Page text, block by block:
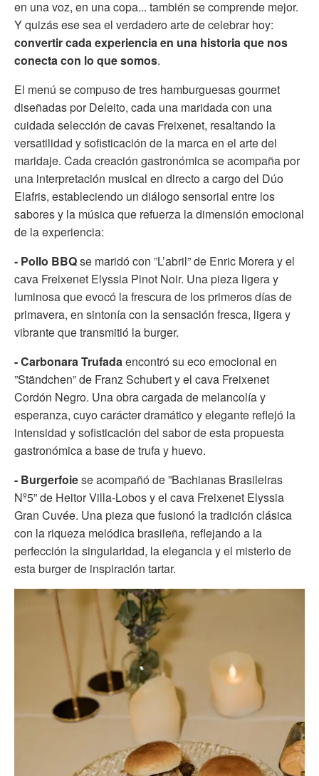
en una voz, en una copa... también se comprende mejor.
Y quizás ese sea el verdadero arte de celebrar hoy:
convertir cada experiencia en una historia que nos
conecta con lo que somos.
El menú se compuso de tres hamburguesas gourmet
diseñadas por Deleito, cada una maridada con una
cuidada selección de cavas Freixenet, resaltando la
versatilidad y sofisticación de la marca en el arte del
maridaje. Cada creación gastronómica se acompaña por
una interpretación musical en directo a cargo del Dúo
Elafris, estableciendo un diálogo sensorial entre los
sabores y la música que refuerza la dimensión emocional
de la experiencia:
- Pollo BBQse maridó con ”L’abril” de Enric Morera y el
cava Freixenet Elyssia Pinot Noir. Una pieza ligera y
luminosa que evocó la frescura de los primeros días de
primavera, en sintonía con la sensación fresca, ligera y
vibrante que transmitió la burger.
- Carbonara Trufadaencontró su eco emocional en
”Ständchen” de Franz Schubert y el cava Freixenet
Cordón Negro. Una obra cargada de melancolía y
esperanza, cuyo carácter dramático y elegante reflejó la
intensidad y sofisticación del sabor de esta propuesta
gastronómica a base de trufa y huevo.
- Burgerfoiese acompañó de ”Bachianas Brasileiras
Nº5” de Heitor Villa-Lobos y el cava Freixenet Elyssia
Gran Cuvée. Una pieza que fusionó la tradición clásica
con la riqueza melódica brasileña, reflejando a la
perfección la singularidad, la elegancia y el misterio de
esta burger de inspiración tartar.